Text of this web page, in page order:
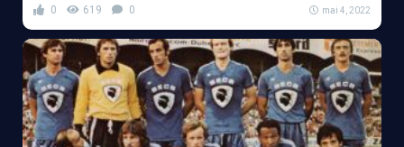
0 619 0 mai 4, 2022